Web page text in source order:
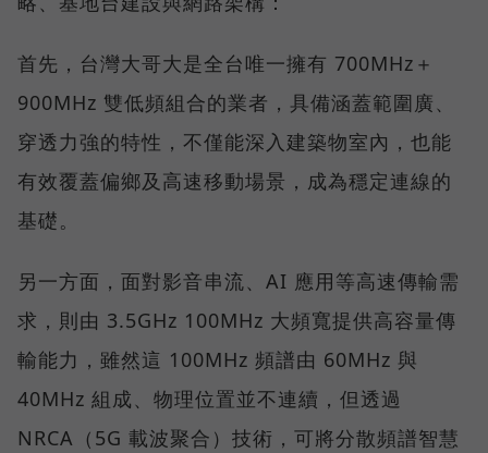
首先，台灣大哥大是全台唯一擁有 700MHz＋
900MHz 雙低頻組合的業者，具備涵蓋範圍廣、
穿透力強的特性，不僅能深入建築物室內，也能
有效覆蓋偏鄉及高速移動場景，成為穩定連線的
基礎。
另一方面，面對影音串流、AI 應用等高速傳輸需
求，則由 3.5GHz 100MHz 大頻寬提供高容量傳
輸能力，雖然這 100MHz 頻譜由 60MHz 與
40MHz 組成、物理位置並不連續，但透過
NRCA（5G 載波聚合）技術，可將分散頻譜智慧